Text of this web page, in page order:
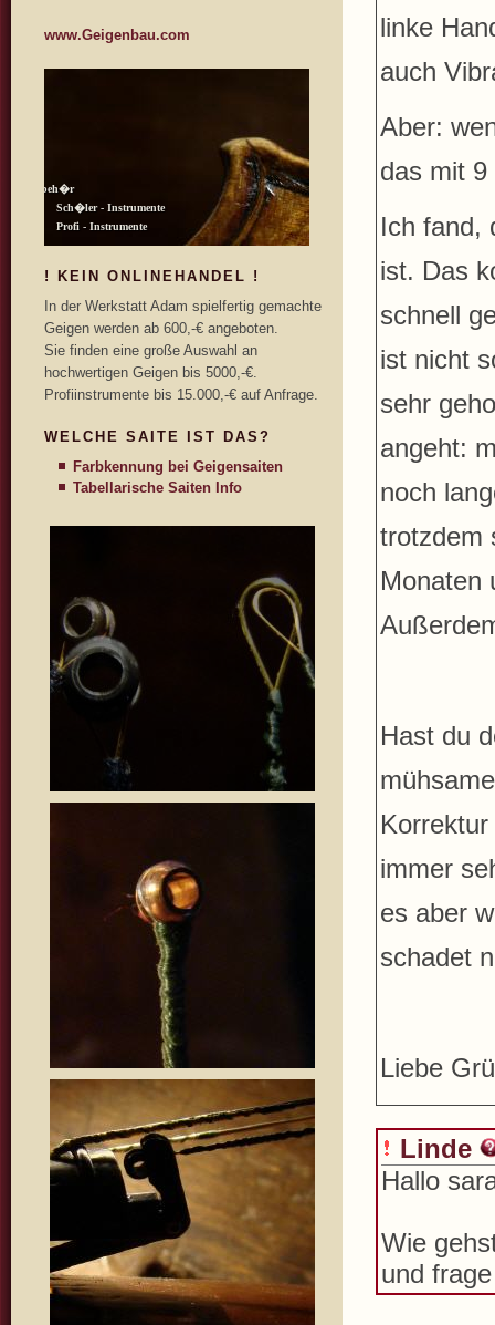
linke
auch
Aber:
das mit
Ich fand,
ist. Das
schnell
ist nicht
sehr
angeht:
noch
trotzdem
Monaten
Hast du
immer
es aber
schadet
Liebe
Linde
Hallo
Wie
und
www.Geigenbau.com
! KEIN ONLINEHANDEL !
In der Werkstatt Adam spielfertig gemachte
Geigen werden ab 600,-€ angeboten.
Sie finden eine große Auswahl an
hochwertigen Geigen bis 5000,-€.
Profiinstrumente bis 15.000,-€ auf Anfrage.
WELCHE SAITE IST DAS?
Farbkennung bei Geigensaiten
Tabellarische Saiten Info